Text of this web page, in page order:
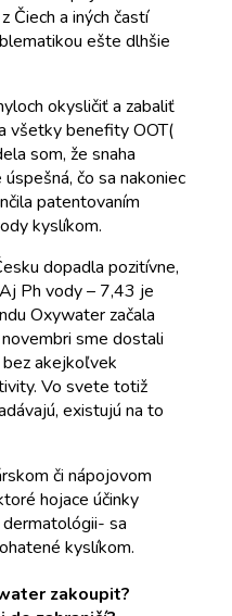
Čiech a iných častí
ešte dlhšie
okysličiť a zabaliť
všetky benefity OOT(
som, že snaha
čo sa nakoniec
patentovaním
kyslíkom.
dopadla pozitívne,
Ph vody – 7,43 je
Oxywater začala
sme dostali
akejkoľvek
Vo svete totiž
existujú na to
či nápojovom
hojace účinky
sa
kyslíkom.
zakoupit?